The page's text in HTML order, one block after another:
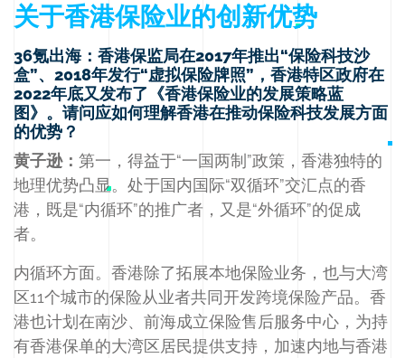
关于香港保险业的创新优势
36氪出海：香港保监局在2017年推出“保险科技沙
盒”、2018年发行“虚拟保险牌照”，香港特区政府在
2022年底又发布了《香港保险业的发展策略蓝
图》。请问应如何理解香港在推动保险科技发展方面
的优势？
黄子逊： 第一，得益于“一国两制”政策，香港独特的
地理优势凸显。处于国内国际“双循环”交汇点的香
港，既是“内循环”的推广者，又是“外循环”的促成
者。
内循环方面。香港除了拓展本地保险业务，也与大湾
区11个城市的保险从业者共同开发跨境保险产品。香
港也计划在南沙、前海成立保险售后服务中心，为持
有香港保单的大湾区居民提供支持，加速内地与香港